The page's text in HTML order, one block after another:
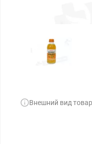
Внешний вид